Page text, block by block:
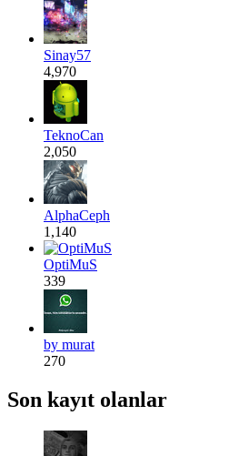
Sinay57
4,970
TeknoCan
2,050
AlphaCeph
1,140
OptiMuS
339
by murat
270
Son kayıt olanlar